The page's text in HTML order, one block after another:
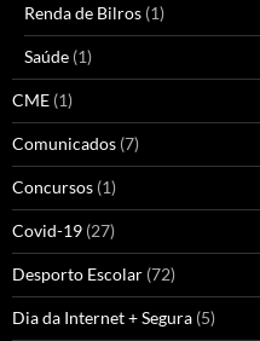
Renda de Bilros (1)
Saúde (1)
CME (1)
Comunicados (7)
Concursos (1)
Covid-19 (27)
Desporto Escolar (72)
Dia da Internet + Segura (5)